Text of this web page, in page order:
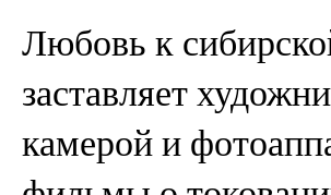
Любовь к
заставляет
камерой и